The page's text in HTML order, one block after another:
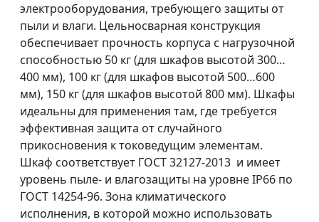
электрооборудования, требующего защиты от
пыли и влаги. Цельносварная конструкция
обеспечивает прочность корпуса с нагрузочной
способностью 50 кг (для шкафов высотой 300…
400 мм), 100 кг (для шкафов высотой 500…600
мм), 150 кг (для шкафов высотой 800 мм). Шкафы
идеальны для применения там, где требуется
эффективная защита от случайного
прикосновения к токоведущим элементам.
Шкаф соответствует ГОСТ 32127-2013 и имеет
уровень пыле- и влагозащиты на уровне IP66 по
ГОСТ 14254-96. Зона климатического
исполнения, в которой можно использовать